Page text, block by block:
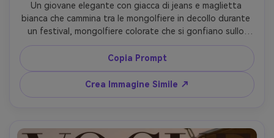
Un giovane elegante con giacca di jeans e maglietta
bianca che cammina tra le mongolfiere in decollo durante
un festival, mongolfiere colorate che si gonfiano sullo
sfondo, membri dell’equipaggio dietro, polvere nell’aria
che cattura la luce, scattata con Sony A7IV, obiettivo
35mm, composizione street-style spontanea, grading
cinematografico ad alto contrasto, messa a fuoco nitida
sul soggetto, fotorealistica --ar 4:5
Copia Prompt
Crea Immagine Simile ↗